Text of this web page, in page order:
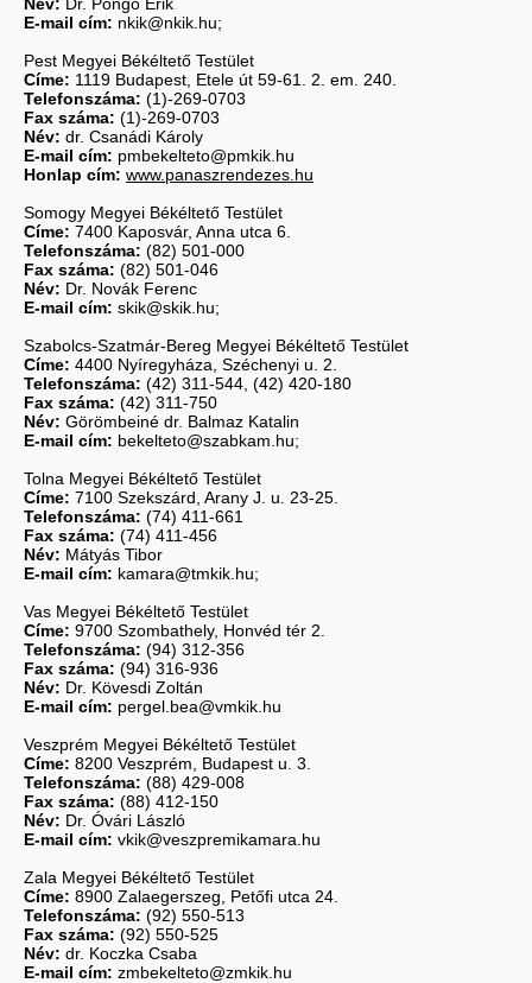
E-mail cím: nkik@nkik.hu;
Pest Megyei Békéltető Testület
Címe: 1119 Budapest, Etele út 59-61. 2. em. 240.
Telefonszáma: (1)-269-0703
Fax száma: (1)-269-0703
Név: dr. Csanádi Károly
E-mail cím: pmbekelteto@pmkik.hu
Honlap cím: www.panaszrendezes.hu
Somogy Megyei Békéltető Testület
Címe: 7400 Kaposvár, Anna utca 6.
Telefonszáma: (82) 501-000
Fax száma: (82) 501-046
Név: Dr. Novák Ferenc
E-mail cím: skik@skik.hu;
Szabolcs-Szatmár-Bereg Megyei Békéltető Testület
Címe: 4400 Nyíregyháza, Széchenyi u. 2.
Telefonszáma: (42) 311-544, (42) 420-180
Fax száma: (42) 311-750
Név: Görömbeiné dr. Balmaz Katalin
E-mail cím: bekelteto@szabkam.hu;
Tolna Megyei Békéltető Testület
Címe: 7100 Szekszárd, Arany J. u. 23-25.
Telefonszáma: (74) 411-661
Fax száma: (74) 411-456
Név: Mátyás Tibor
E-mail cím: kamara@tmkik.hu;
Vas Megyei Békéltető Testület
Címe: 9700 Szombathely, Honvéd tér 2.
Telefonszáma: (94) 312-356
Fax száma: (94) 316-936
Név: Dr. Kövesdi Zoltán
E-mail cím: pergel.bea@vmkik.hu
Veszprém Megyei Békéltető Testület
Címe: 8200 Veszprém, Budapest u. 3.
Telefonszáma: (88) 429-008
Fax száma: (88) 412-150
Név: Dr. Óvári László
E-mail cím: vkik@veszpremikamara.hu
Zala Megyei Békéltető Testület
Címe: 8900 Zalaegerszeg, Petőfi utca 24.
Telefonszáma: (92) 550-513
Fax száma: (92) 550-525
Név: dr. Koczka Csaba
E-mail cím: zmbekelteto@zmkik.hu